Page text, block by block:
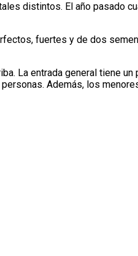
distintos. El año pasado
fuertes y de dos
La entrada general tiene
Además, los